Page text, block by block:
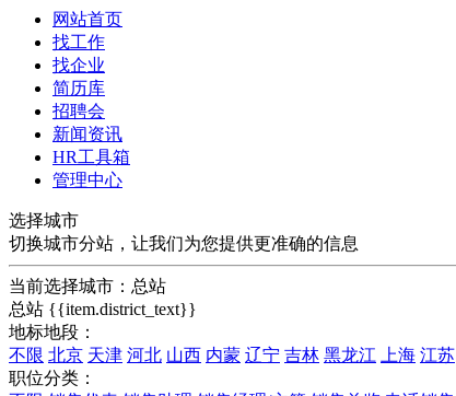
网站首页
找工作
找企业
简历库
招聘会
新闻资讯
HR工具箱
管理中心
选择城市
切换城市分站，让我们为您提供更准确的信息
当前选择城市： 总站
总站 {{item.district_text}}
地标地段：
不限 北京 天津 河北 山西 内蒙 辽宁 吉林 黑龙江 上海 江苏
职位分类：